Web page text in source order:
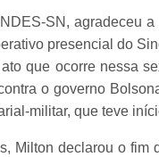
SN, agradeceu
presencial do
que ocorre nessa
o governo
militar, que teve
Milton declarou o fim